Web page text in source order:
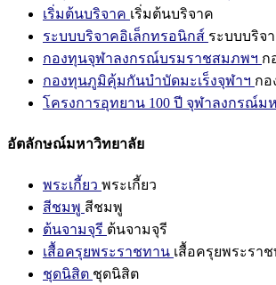
เริ่มต้นบริจาค เริ่มต้นบริจาค
ระบบบริจาคอิเล็กทรอนิกส์ ระบบบริจ
กองทุนจุฬาลงกรณ์บรมราชสมภพฯ ก
กองทุนภูมิคุ้มกันบำบัดมะเร็งจุฬาฯ กอ
โครงการอุทยาน 100 ปี จุฬาลงกรณ์ม
อัตลักษณ์มหาวิทยาลัย
พระเกี้ยว พระเกี้ยว
สีชมพู สีชมพู
ต้นจามจุรี ต้นจามจุรี
เสื้อครุยพระราชทาน เสื้อครุยพระรา
ชุดนิสิต ชุดนิสิต